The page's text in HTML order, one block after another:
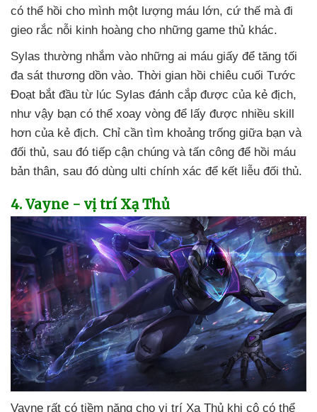
có thể hồi cho mình một lượng máu lớn, cứ thế mà đi
gieo rắc nỗi kinh hoàng cho những game thủ khác.
Sylas thường nhắm vào những ai máu giấy để tăng tối
đa sát thương dồn vào. Thời gian hồi chiêu cuối Tước
Đoạt bắt đầu từ lúc Sylas đánh cắp được của kẻ địch,
như vậy bạn có thể xoay vòng để lấy được nhiều skill
hơn của kẻ địch. Chỉ cần tìm khoảng trống giữa bạn và
đối thủ, sau đó tiếp cận chúng và tấn công để hồi máu
bản thân, sau đó dùng ulti chính xác để kết liễu đối thủ.
4. Vayne - vị trí Xạ Thủ
Vayne rất có tiềm năng cho vị trí Xạ Thủ khi cô có thể